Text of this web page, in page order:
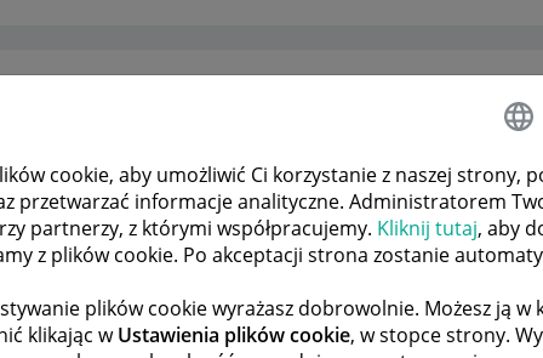
cookie, aby umożliwić Ci korzystanie z naszej strony,
przetwarzać informacje analityczne. Administratorem
partnerzy, z którymi współpracujemy. Kliknij tutaj, aby
z plików cookie. Po akceptacji strona zostanie
plików cookie wyrażasz dobrowolnie. Możesz ją w
klikając wUstawienia plików cookie, w stopce strony.
Banned acc. Loss of two gift cards worth 1700zl
POPRZEDNIA NASTĘPNA